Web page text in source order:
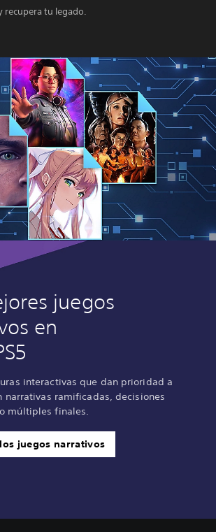
recupera tu legado.
juegos
en
interactivas que dan prioridad a
narrativas ramificadas, decisiones
múltiples finales.
juegos narrativos